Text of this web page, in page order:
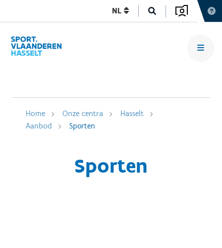
NL
Home Onze centra
Hasselt
Aanbod
Sporten
Sporten